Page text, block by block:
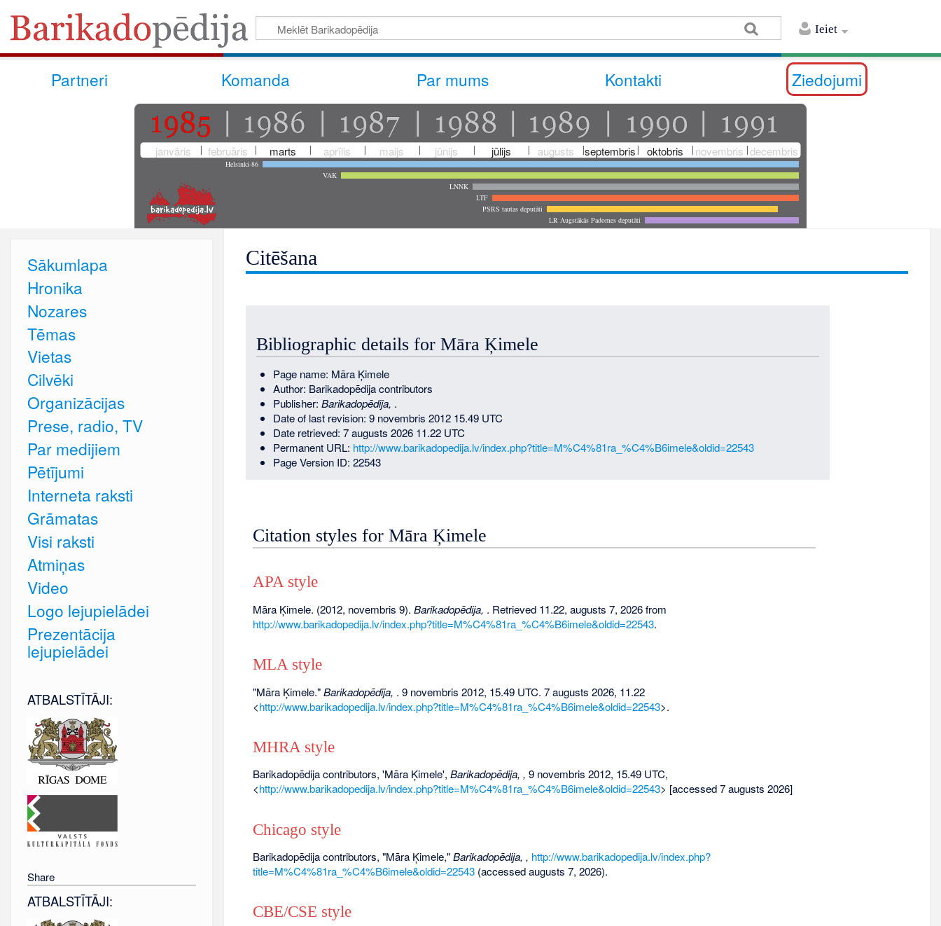
Ieiet
Partneri Komanda Par mums Kontakti Ziedojumi
janvāris februāris marts aprīlis maijs jūnijs jūlijs augusts septembris oktobris novembris decembris
Helsinki-86
VAK
LNNK
LTF
PSRS tautas deputāti
LR Augstākās Padomes deputāti
Citēšana
Bibliographic details for Māra Ķimele
Page name: Māra Ķimele
Author: Barikadopēdija contributors
Publisher: Barikadopēdija, .
Date of last revision: 9 novembris 2012 15.49 UTC
Date retrieved: 7 augusts 2026 11.22 UTC
Permanent URL: http://www.barikadopedija.lv/index.php?title=M%C4%81ra_%C4%B6imele&oldid=22543
Page Version ID: 22543
Citation styles for Māra Ķimele
APA style
Māra Ķimele. (2012, novembris 9). Barikadopēdija, . Retrieved 11.22, augusts 7, 2026 from
http://www.barikadopedija.lv/index.php?title=M%C4%81ra_%C4%B6imele&oldid=22543.
MLA style
"Māra Ķimele."Barikadopēdija, . 9 novembris 2012, 15.49 UTC. 7 augusts 2026, 11.22
<http://www.barikadopedija.lv/index.php?title=M%C4%81ra_%C4%B6imele&oldid=22543>.
MHRA style
Barikadopēdija contributors, 'Māra Ķimele', Barikadopēdija, , 9 novembris 2012, 15.49 UTC,
<http://www.barikadopedija.lv/index.php?title=M%C4%81ra_%C4%B6imele&oldid=22543> [accessed 7 augusts 2026]
Chicago style
Barikadopēdija contributors, "Māra Ķimele,"Barikadopēdija, , http://www.barikadopedija.lv/index.php?
title=M%C4%81ra_%C4%B6imele&oldid=22543(accessed augusts 7, 2026).
CBE/CSE style
Sākumlapa
Hronika
Nozares
Tēmas
Vietas
Cilvēki
Organizācijas
Prese, radio, TV
Par medijiem
Pētījumi
Interneta raksti
Grāmatas
Visi raksti
Atmiņas
Video
Logo lejupielādei
Prezentācija
lejupielādei
ATBALSTĪTĀJI:
Share
ATBALSTĪTĀJI: